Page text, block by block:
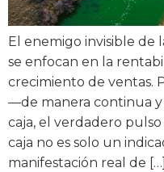
El enemigo invisible de
se enfocan en la
crecimiento de ventas.
—de manera continua
caja, el verdadero
caja no es solo un
manifestación real de […]